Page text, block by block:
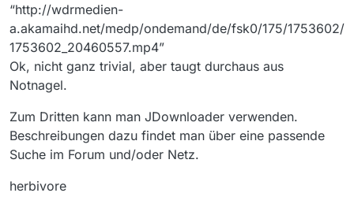
“http://wdrmedien-
a.akamaihd.net/medp/ondemand/de/fsk0/175/1753602/
1753602_20460557.mp4”
Ok, nicht ganz trivial, aber taugt durchaus aus
Notnagel.
Zum Dritten kann man JDownloader verwenden.
Beschreibungen dazu findet man über eine passende
Suche im Forum und/oder Netz.
herbivore